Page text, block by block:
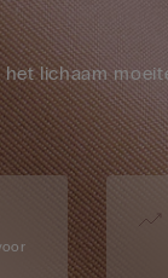
lichaam